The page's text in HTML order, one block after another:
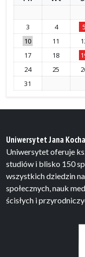
3
4 5
10
11
17
18
24
25
31
Uniwersytet Jana
Uniwersytet oferuje
studiów i blisko 150
wszystkich dziedzin
społecznych, nauk
ścisłych i